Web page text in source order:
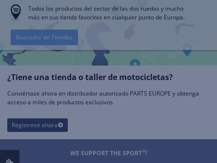
Todos los productos del sector de las dos ruedas y mucho
más en sus tienda favoritas en cualquier punto de Europa.
Buscador de Tiendas
¿Tiene una tienda o taller de motocicletas?
Conviértase ahora en distribuidor autorizado PARTS EUROPE y obtenga
acceso a miles de productos exclusivos.
Regístrese ahora
WE SUPPORT THE SPORT®!